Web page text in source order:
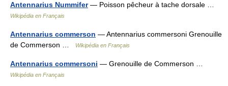
Antennarius Nummifer— Poisson pêcheur à tache dorsale …
Wikipédia en Français
Antennarius commerson — Antennarius commersoni Grenouille
de Commerson …
Wikipédia en Français
Antennarius commersoni — Grenouille de Commerson …
Wikipédia en Français